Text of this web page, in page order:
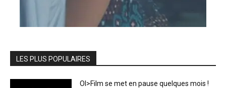
LES PLUS POPULAIRES
OI>Film se met en pause quelques mois !